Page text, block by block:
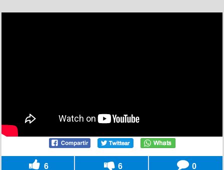
6 6 0